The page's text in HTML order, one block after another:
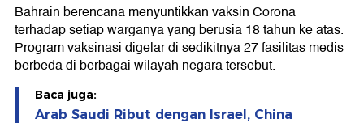
Bahrain berencana menyuntikkan vaksin Corona
terhadap setiap warganya yang berusia 18 tahun ke atas.
Program vaksinasi digelar di sedikitnya 27 fasilitas medis
berbeda di berbagai wilayah negara tersebut.
Baca juga:
Arab Saudi Ribut dengan Israel, China